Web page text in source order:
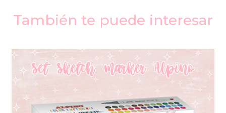
También te puede interesar